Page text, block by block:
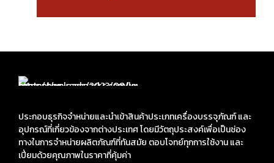
ประกอบธุรกิจจำหน่ายและนำเข้าสินค้าประเภทเครื่องบรรจุภัณฑ์ และ
อุปกรณ์ที่เกี่ยวข้องจากต่างประเทศ โดยมีวัตถุประสงค์เพื่อเป็นช่อง
ทางในการจำหน่ายผลิตภัณฑ์ที่ทันสมัย ตอบโจทย์ทุกการใช้งาน และ
เปี่ยมด้วยคุณภาพในราคาที่คุ้มค่า